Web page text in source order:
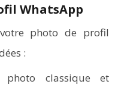
WhatsApp
photo de profil
:
photo classique et